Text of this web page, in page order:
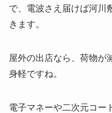
で、電波さえ届けば河川
きます。
屋外の出店なら、荷物が
身軽ですね。
電子マネーや二次元コー